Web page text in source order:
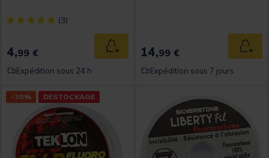
[object Object] out of 5 Customer Rating
(3)
4,99 € Ajouter au panier
Expédition sous 24 h
14,99 €
Expédition sous 7 jours
-30% DESTOCKAGE